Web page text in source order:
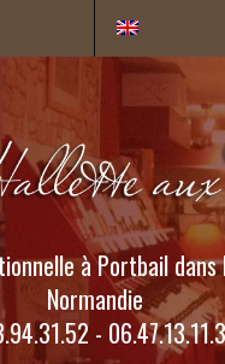
à Portbail dans
Normandie
-
des cookies